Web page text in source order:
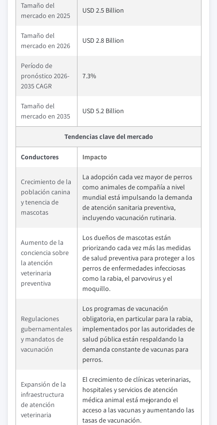
Tamaño del
mercado en 2025
USD 2.5 Billion
Tamaño del
mercado en 2026
USD 2.8 Billion
Período de
pronóstico 2026-
2035 CAGR
7.3%
Tamaño del
mercado en 2035
USD 5.2 Billion
Tendencias clave del mercado
Conductores Impacto
Crecimiento de la
población canina
y tenencia de
mascotas
La adopción cada vez mayor de perros
como animales de compañía a nivel
mundial está impulsando la demanda
de atención sanitaria preventiva,
incluyendo vacunación rutinaria.
Aumento de la
conciencia sobre
la atención
veterinaria
preventiva
Los dueños de mascotas están
priorizando cada vez más las medidas
de salud preventiva para proteger a los
perros de enfermedades infecciosas
como la rabia, el parvovirus y el
moquillo.
Regulaciones
gubernamentales
y mandatos de
vacunación
Los programas de vacunación
obligatoria, en particular para la rabia,
implementados por las autoridades de
salud pública están respaldando la
demanda constante de vacunas para
perros.
Expansión de la
infraestructura
de atención
veterinaria
El crecimiento de clínicas veterinarias,
hospitales y servicios de atención
médica animal está mejorando el
acceso a las vacunas y aumentando las
tasas de vacunación.